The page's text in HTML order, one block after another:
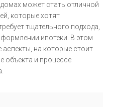
может стать отличной
которые хотят
тщательного подхода,
ипотеки. В этом
на которые стоит
объекта и процессе